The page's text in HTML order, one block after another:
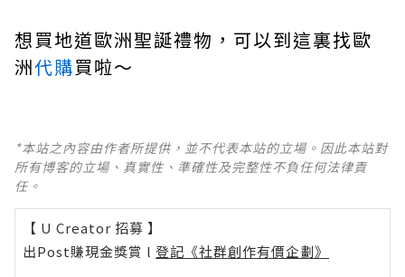
想買地道歐洲聖誕禮物，可以到這裏找歐
洲代購買啦～
*本站之內容由作者所提供，並不代表本站的立場。因此本站對
所有博客的立場、真實性、準確性及完整性不負任何法律責
任。
【 U Creator 招募 】
出Post賺現金獎賞 l 登記《社群創作有價企劃》